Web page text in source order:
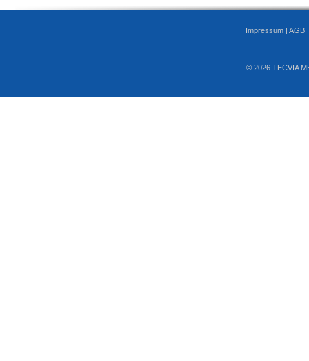
Impressum | AGB
© 2026 TECVIA